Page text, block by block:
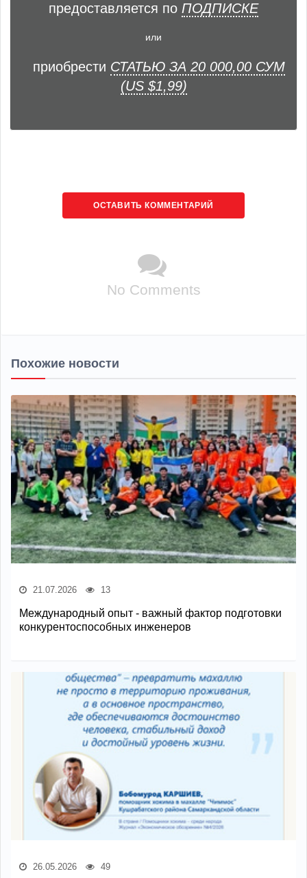
предоставляется по ПОДПИСКЕ
или
приобрести СТАТЬЮ ЗА 20 000,00 СУМ
(US $1,99)
ОСТАВИТЬ КОММЕНТАРИЙ
No Comments
Похожие новости
21.07.2026 13
Международный опыт - важный фактор подготовки
конкурентоспособных инженеров
26.05.2026 49